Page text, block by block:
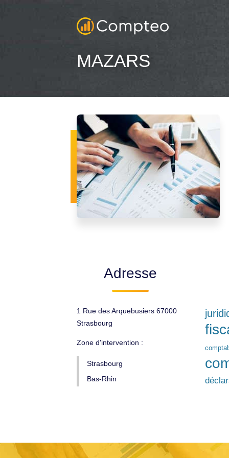
MAZARS
Adresse
1 Rue des Arquebusiers 67000
Strasbourg
Zone d'intervention :
Strasbourg
Bas-Rhin